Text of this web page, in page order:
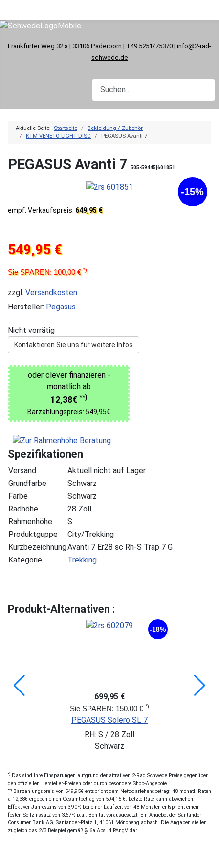
Frankfurter Weg 32 a | 33106 Paderborn | +49 5251/75370 | info@2-rad-
schwede.de
Aktuelle Seite: Startseite
Bekleidung / Zubehör
KTM VENETO LIGHT DISC
PEGASUS Avanti 7
PEGASUS Avanti 7 505-59445|601851
-15%
empf. Verkaufspreis: 649,95 €
549,95 €
Sie SPAREN: 100,00 €*)
zzgl. Versandkosten
Hersteller: Pegasus
Nicht vorrätig
Kontaktieren Sie uns für weitere Infos
oder clever finanzieren -
monatlich ab
12,38€ **)
Barzahlungspreis: 549,95€
Spezifikationen
Versand
Aktuell nicht auf Lager
Grundfarbe
Schwarz
Farbe
Schwarz
Radhöhe
28 Zoll
Rahmenhöhe
S
Produktguppe
City/Trekking
KurzbezeichnungAvanti 7 Er28 sc Rh-S Trap 7 G
Kategorie
Trekking
Produkt-Alternativen :
-18%
699,95 €
Sie SPAREN: 150,00 € *)
PEGASUS Solero SL 7
RH: S / 28 Zoll
Schwarz
*) Das sind Ihre Einsparungen aufgrund der attrativen 2-Rad Schwede Preise gegenüber
den offiziellen Hersteller-Preisen oder durch besondere Shop-Angebote
**) Barzahlungspreis von 549,95€ entspricht dem Nettodarlehensbetrag; 48 monatl. Raten
a 12,38€ ergeben einen Gesamtbetrag von 594,15 €. Letzte Rate kann abweichen.
Effektiver Jahreszins von 3,90% bei einer Laufzeit von 48 Monaten entspricht einem
festen Sollzinssatz von 3,67% p.a.. Bonität vorausgesetzt. Ein Angebot der Santander
Consumer Bank AG, Santander-Platz 1, 41061 Mönchengladbach. Die Angaben stellen
zugleich das 2/3 Beispiel gemäß § 6a Abs. 4 PAngV dar.